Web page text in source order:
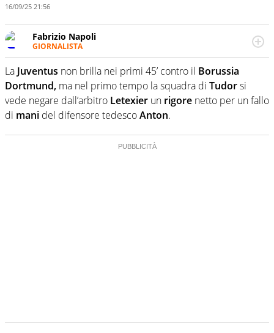
16/09/25 21:56
Fabrizio Napoli
GIORNALISTA
Giornalista professionista, per Virgilio Sport segue anche
il calcio ma è con la pallanuoto che esalta competenze e
passioni. Cura la comunicazione di HaBaWaBa, il più
grande festival di waterpolo per bambini al mondo
La Juventus non brilla nei primi 45’ contro il Borussia
Dortmund, ma nel primo tempo la squadra di Tudorsi
vede negare dall’arbitro Letexier un rigore netto per un fallo
di mani del difensore tedescoAnton.